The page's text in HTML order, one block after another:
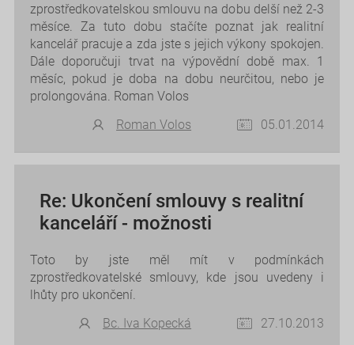
zprostředkovatelskou smlouvu na dobu delší než 2-3
měsíce. Za tuto dobu stačíte poznat jak realitní
kancelář pracuje a zda jste s jejich výkony spokojen.
Dále doporučuji trvat na výpovědní době max. 1
měsíc, pokud je doba na dobu neurčitou, nebo je
prolongována. Roman Volos
Roman Volos
05.01.2014
Re: Ukončení smlouvy s realitní
kanceláří - možnosti
Toto by jste měl mít v podmínkách
zprostředkovatelské smlouvy, kde jsou uvedeny i
lhůty pro ukončení.
Bc. Iva Kopecká
27.10.2013